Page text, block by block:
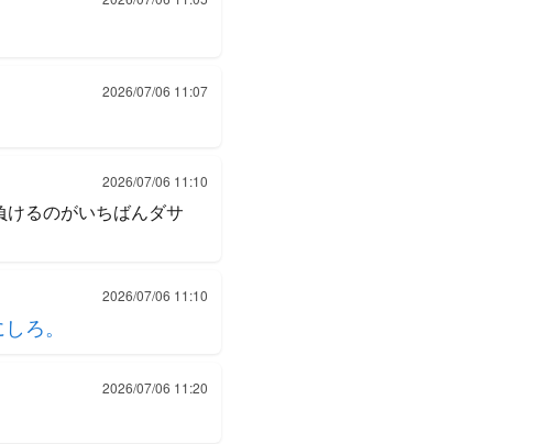
2026/07/06 11:07
2026/07/06 11:10
るのがいちばんダサ
2026/07/06 11:10
ろ。
2026/07/06 11:20